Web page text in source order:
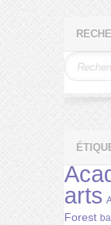
arts
Forest